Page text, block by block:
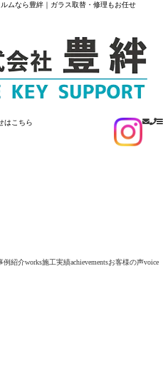
ムなら豊絆｜ガラス取替・修理もお任せ
はこちら
例紹介works施工実績achievementsお客様の声voice